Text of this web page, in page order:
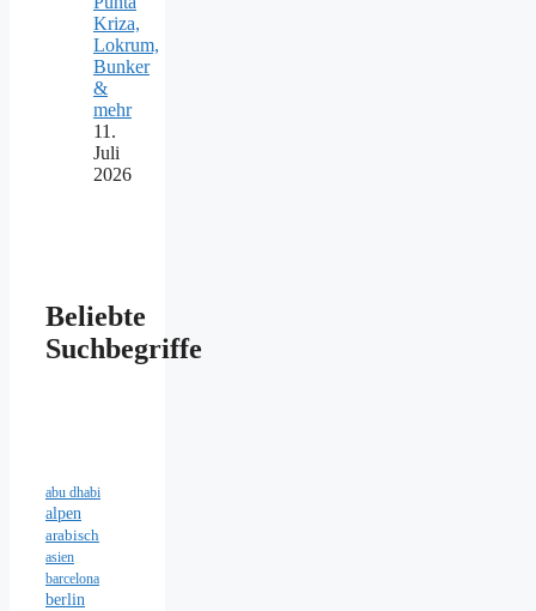
Kriza,
Lokrum,
Bunker
&
mehr
11.
Juli
2026
Beliebte
Suchbegriffe
abu dhabi
alpen
arabisch
asien
barcelona
berlin